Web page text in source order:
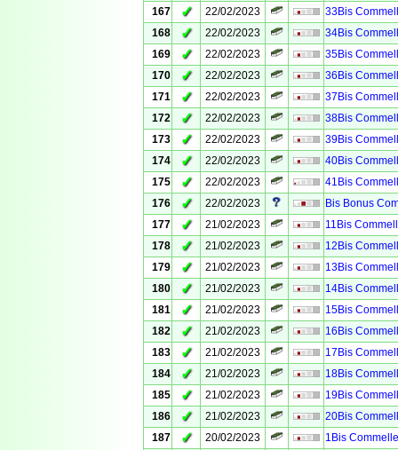
167
✓ 22/02/2023
33Bis
168
✓ 22/02/2023
34Bis
169
✓ 22/02/2023
35Bis
170
✓ 22/02/2023
36Bis
171
✓ 22/02/2023
37Bis
172
✓ 22/02/2023
38Bis
173
✓ 22/02/2023
39Bis
174
✓ 22/02/2023
40Bis
175
✓ 22/02/2023
41Bis
176
✓ 22/02/2023
Bis Bonus
177
✓ 21/02/2023
11Bis
178
✓ 21/02/2023
12Bis
179
✓ 21/02/2023
13Bis
180
✓ 21/02/2023
14Bis
181
✓ 21/02/2023
15Bis
182
✓ 21/02/2023
16Bis
183
✓ 21/02/2023
17Bis
184
✓ 21/02/2023
18Bis
185
✓ 21/02/2023
19Bis
186
✓ 21/02/2023
20Bis
187
✓ 20/02/2023
1Bis